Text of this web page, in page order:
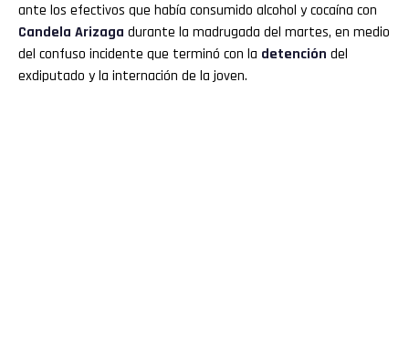
ante los efectivos que había consumido alcohol y cocaína con
Candela Arizaga durante la madrugada del martes, en medio
del confuso incidente que terminó con la detención del
exdiputado y la internación de la joven.